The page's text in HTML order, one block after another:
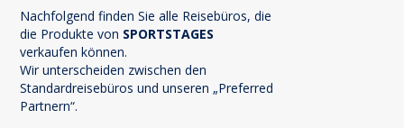
Nachfolgend finden Sie alle Reisebüros, die
die Produkte von SPORTSTAGES
verkaufen können.
Wir unterscheiden zwischen den
Standardreisebüros und unseren „Preferred
Partnern“.